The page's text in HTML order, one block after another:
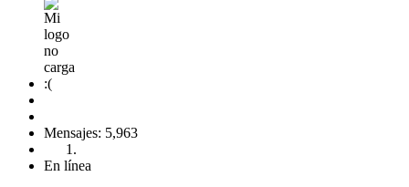
Mensajes: 5,963
En línea